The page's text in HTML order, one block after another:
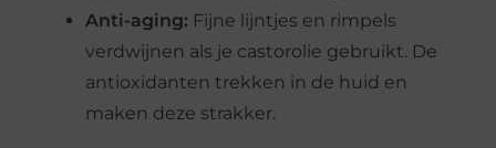
Anti-aging: Fijne lijntjes en rimpels
verdwijnen als je castorolie gebruikt. De
antioxidanten trekken in de huid en
maken deze strakker.